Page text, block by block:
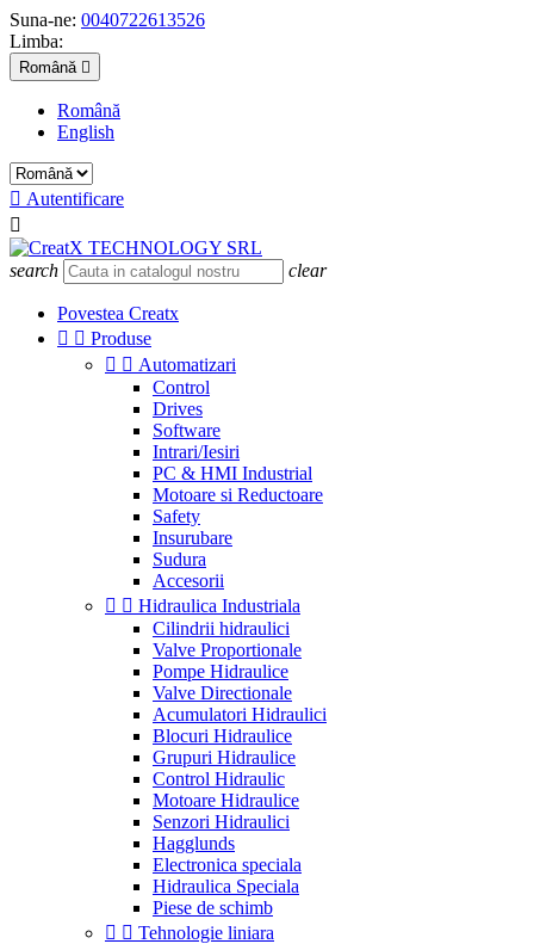
Suna-ne: 0040722613526
Limba:
Română 
Română
English
 Autentificare

search clear
Povestea Creatx
  Produse
  Automatizari
Control
Drives
Software
Intrari/Iesiri
PC & HMI Industrial
Motoare si Reductoare
Safety
Insurubare
Sudura
Accesorii
  Hidraulica Industriala
Cilindrii hidraulici
Valve Proportionale
Pompe Hidraulice
Valve Directionale
Acumulatori Hidraulici
Blocuri Hidraulice
Grupuri Hidraulice
Control Hidraulic
Motoare Hidraulice
Senzori Hidraulici
Hagglunds
Electronica speciala
Hidraulica Speciala
Piese de schimb
  Tehnologie liniara